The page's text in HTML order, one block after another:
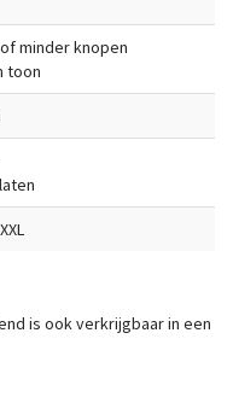
minder knopen
toon
is ook verkrijgbaar in een